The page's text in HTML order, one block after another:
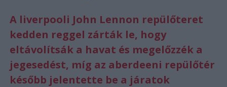
A liverpooli John Lennon repülőteret
kedden reggel zárták le, hogy
eltávolítsák a havat és megelőzzék a
jegesedést, míg az aberdeeni repülőtér
később jelentette be a járatok